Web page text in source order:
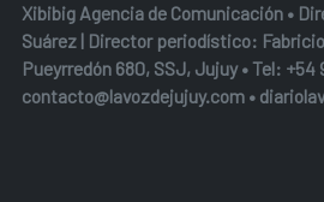
Xibibig Agencia de Comunicación •
Suárez | Director periodístico:
Pueyrredón 680, SSJ, Jujuy • Tel: +54
contacto@lavozdejujuy.com •